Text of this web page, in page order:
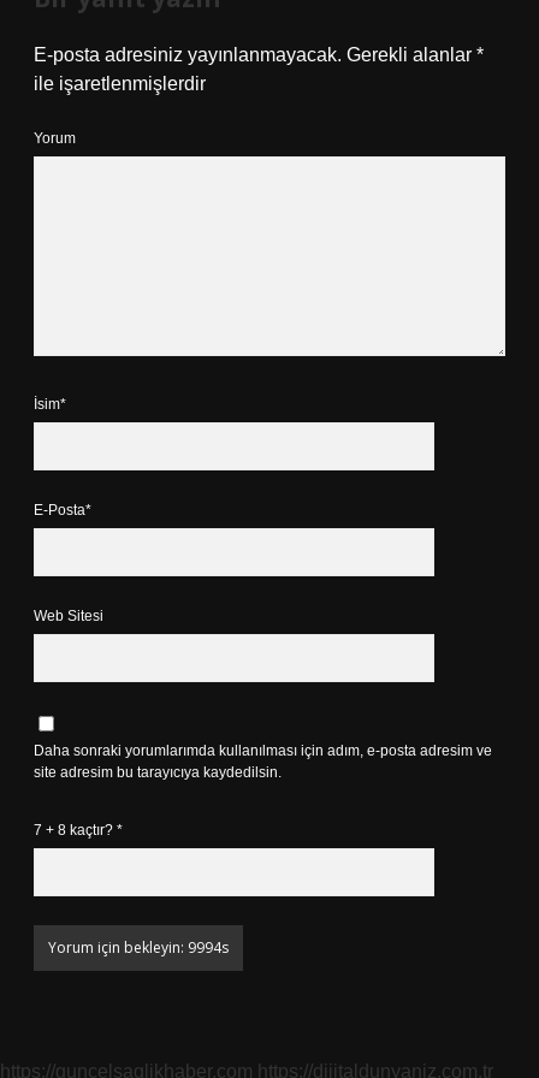
E-posta adresiniz yayınlanmayacak. Gerekli alanlar *
ile işaretlenmişlerdir
Yorum
İsim*
E-Posta*
Web Sitesi
Daha sonraki yorumlarımda kullanılması için adım, e-posta adresim ve
site adresim bu tarayıcıya kaydedilsin.
7 + 8 kaçtır? *
https://guncelsaglikhaber.com https://dijitaldunyaniz.com.tr